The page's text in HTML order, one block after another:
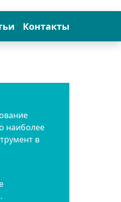
Контакты
наиболее
в